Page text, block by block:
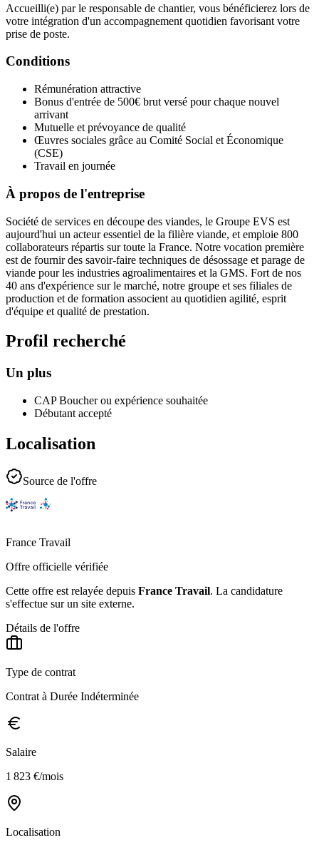
Accueilli(e) par le responsable de chantier, vous bénéficierez lors de
votre intégration d'un accompagnement quotidien favorisant votre
prise de poste.
Conditions
Rémunération attractive
Bonus d'entrée de 500€ brut versé pour chaque nouvel
arrivant
Mutuelle et prévoyance de qualité
Œuvres sociales grâce au Comité Social et Économique
(CSE)
Travail en journée
À propos de l'entreprise
Société de services en découpe des viandes, le Groupe EVS est
aujourd'hui un acteur essentiel de la filière viande, et emploie 800
collaborateurs répartis sur toute la France. Notre vocation première
est de fournir des savoir-faire techniques de désossage et parage de
viande pour les industries agroalimentaires et la GMS. Fort de nos
40 ans d'expérience sur le marché, notre groupe et ses filiales de
production et de formation associent au quotidien agilité, esprit
d'équipe et qualité de prestation.
Profil recherché
Un plus
CAP Boucher ou expérience souhaitée
Débutant accepté
Localisation
Source de l'offre
France Travail
Offre officielle vérifiée
Cette offre est relayée depuis France Travail. La candidature
s'effectue sur un site externe.
Détails de l'offre
Type de contrat
Contrat à Durée Indéterminée
Salaire
1 823 €/mois
Localisation